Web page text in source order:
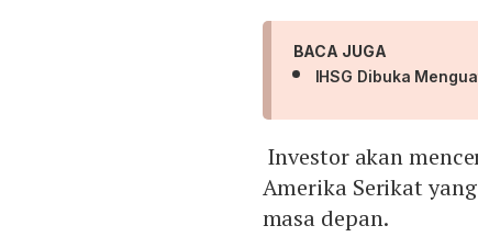
BACA JUGA
IHSG Dibuka
Investor akan
Amerika Serikat
masa depan.